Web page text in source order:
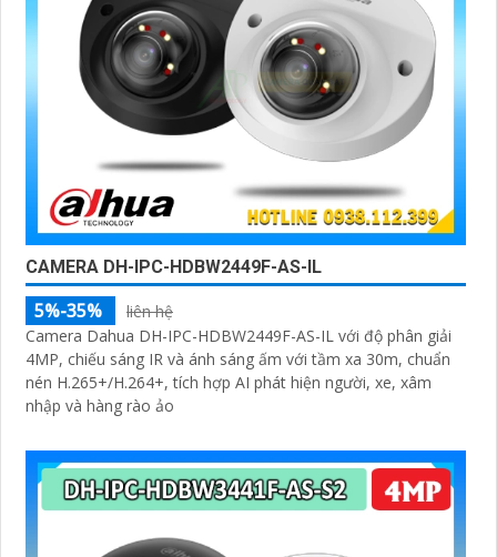
CAMERA DH-IPC-HDBW2449F-AS-IL
5%-35%
liên hệ
Camera Dahua DH-IPC-HDBW2449F-AS-IL với độ phân giải
4MP, chiếu sáng IR và ánh sáng ấm với tầm xa 30m, chuẩn
nén H.265+/H.264+, tích hợp AI phát hiện người, xe, xâm
nhập và hàng rào ảo